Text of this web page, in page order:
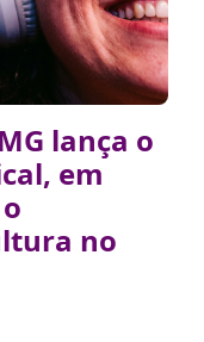
lança o
em
no